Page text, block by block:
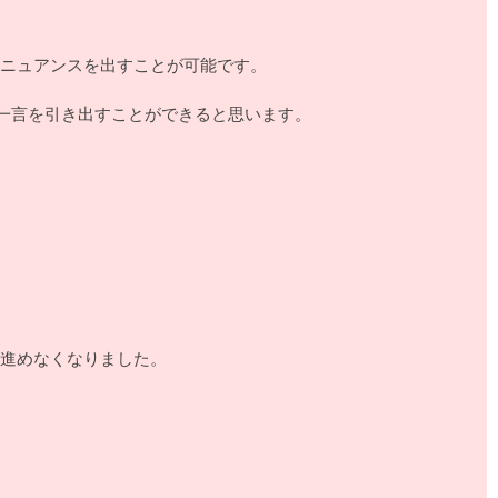
ュアンスを出すことが可能です。
を引き出すことができると思います。
めなくなりました。